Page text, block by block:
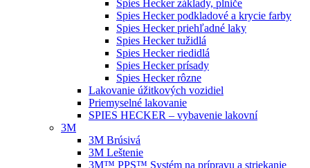
Spies Hecker základy, plniče
Spies Hecker podkladové a krycie farby
Spies Hecker priehľadné laky
Spies Hecker tužidlá
Spies Hecker riedidlá
Spies Hecker prísady
Spies Hecker rôzne
Lakovanie úžitkových vozidiel
Priemyselné lakovanie
SPIES HECKER – vybavenie lakovní
3M
3M Brúsivá
3M Leštenie
3M™ PPS™ Systém na prípravu a striekanie